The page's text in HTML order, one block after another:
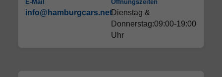
E-Mail
info@hamburgcars.net
Öffnungszeiten
Dienstag &
Donnerstag:09:00-19:00
Uhr